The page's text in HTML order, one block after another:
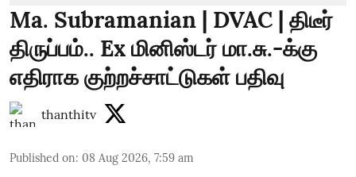
Ma. Subramanian | DVAC | திடீர்
திருப்பம்.. Ex மினிஸ்டர் மா.சு.-க்கு
எதிராக குற்றச்சாட்டுகள் பதிவு
thanthitv
Published on: 08 Aug 2026, 7:59 am